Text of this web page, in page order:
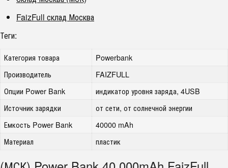
FaizFull склад Москва
Теги:
Категория товара
Powerbank
Производитель
FAIZFULL
Опции Power Bank
индикатор уровня заряда, 4USB
Источник зарядки
от сети, от солнечной энергии
Емкость Power Bank
40000 mAh
Материал
пластик